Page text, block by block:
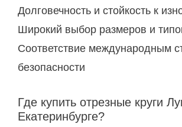
Долговечность и стойкость к
Широкий выбор размеров и
Соответствие международным
безопасности
Где купить отрезные круги
Екатеринбурге?